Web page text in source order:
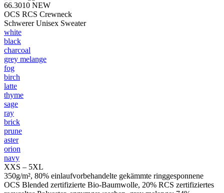
66.3010 NEW
OCS RCS Crewneck
Schwerer Unisex Sweater
white
black
charcoal
grey melange
fog
birch
latte
thyme
sage
ray
brick
prune
aster
orion
navy
XXS – 5XL
350g/m², 80% einlaufvorbehandelte gekämmte ringgesponnene
OCS Blended zertifizierte Bio-Baumwolle, 20% RCS zertifiziertes